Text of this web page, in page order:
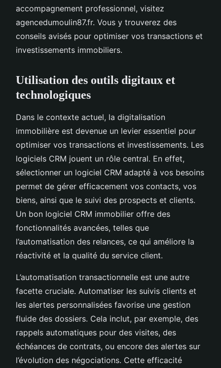
accompagnement professionnel, visitez
agencedumoulin87.fr. Vous y trouverez des
conseils avisés pour optimiser vos transactions et
investissements immobiliers.
Utilisation des outils digitaux et
technologiques
Dans le contexte actuel, la digitalisation
immobilière est devenue un levier essentiel pour
optimiser vos transactions et investissements. Les
logiciels CRM jouent un rôle central. En effet,
sélectionner un logiciel CRM adapté à vos besoins
permet de gérer efficacement vos contacts, vos
biens, ainsi que le suivi des prospects et clients.
Un bon logiciel CRM immobilier offre des
fonctionnalités avancées, telles que
l’automatisation des relances, ce qui améliore la
réactivité et la qualité du service client.
L’automatisation transactionnelle est une autre
facette cruciale. Automatiser les suivis clients et
les alertes personnalisées favorise une gestion
fluide des dossiers. Cela inclut, par exemple, des
rappels automatiques pour des visites, des
échéances de contrats, ou encore des alertes sur
l’évolution des négociations. Cette efficacité